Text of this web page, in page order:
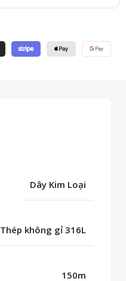
Dây Kim Loại
Thép không gỉ 316L
150m